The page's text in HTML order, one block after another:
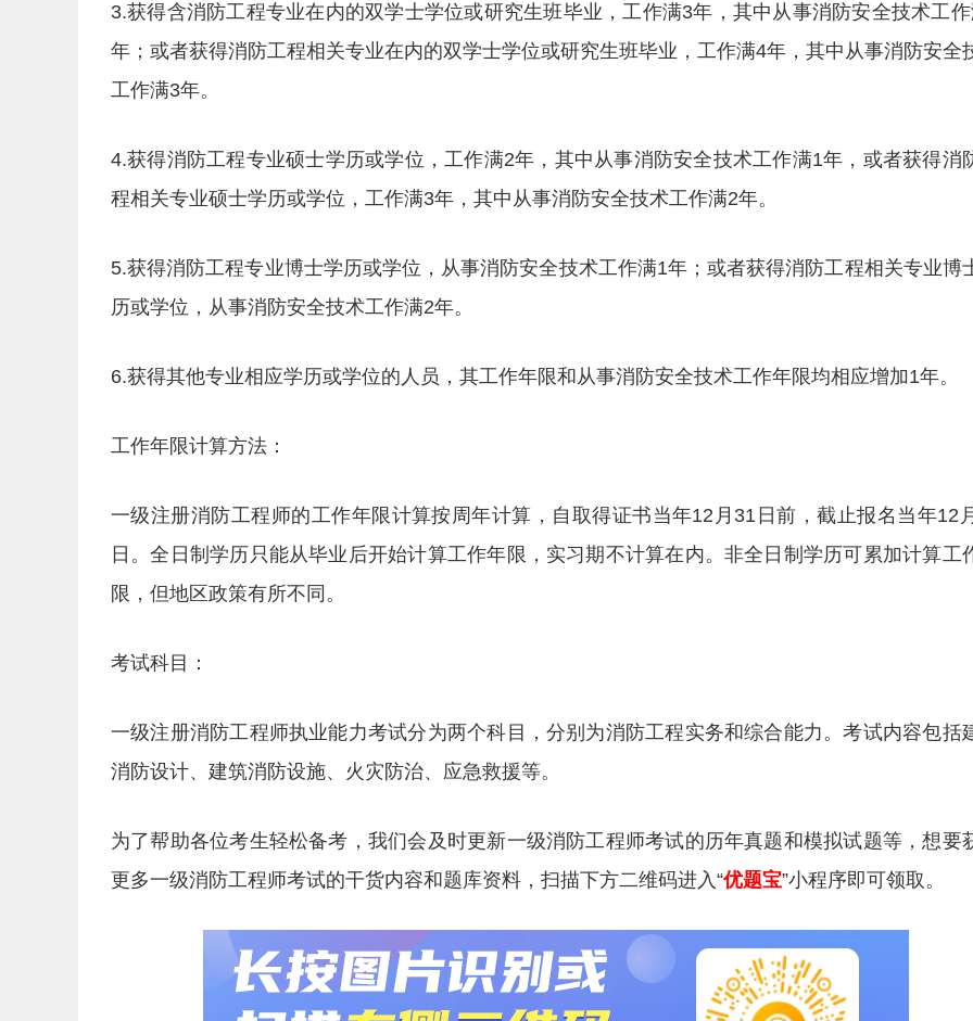
3.获得含消防工程专业在内的双学士学位或研究生班毕业，工作满3年，其中从事消防安全技术工
年；或者获得消防工程相关专业在内的双学士学位或研究生班毕业，工作满4年，其中从事消防安全
工作满3年。
4.获得消防工程专业硕士学历或学位，工作满2年，其中从事消防安全技术工作满1年，或者获得消
程相关专业硕士学历或学位，工作满3年，其中从事消防安全技术工作满2年。
5.获得消防工程专业博士学历或学位，从事消防安全技术工作满1年；或者获得消防工程相关专业博
历或学位，从事消防安全技术工作满2年。
6.获得其他专业相应学历或学位的人员，其工作年限和从事消防安全技术工作年限均相应增加1年。
工作年限计算方法：
一级注册消防工程师的工作年限计算按周年计算，自取得证书当年12月31日前，截止报名当年12
日。全日制学历只能从毕业后开始计算工作年限，实习期不计算在内。非全日制学历可累加计算工
限，但地区政策有所不同。
考试科目：
一级注册消防工程师执业能力考试分为两个科目，分别为消防工程实务和综合能力。考试内容包括
消防设计、建筑消防设施、火灾防治、应急救援等。
为了帮助各位考生轻松备考，我们会及时更新一级消防工程师考试的历年真题和模拟试题等，想要
更多一级消防工程师考试的干货内容和题库资料，扫描下方二维码进入“优题宝”小程序即可领取。